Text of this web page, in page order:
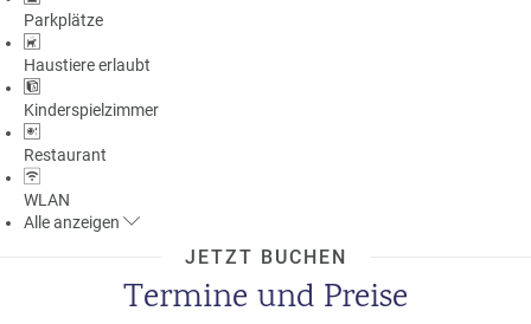
Parkplätze
Haustiere erlaubt
Kinderspielzimmer
Restaurant
WLAN
Alleanzeigen
JETZT BUCHEN
Termine und Preise